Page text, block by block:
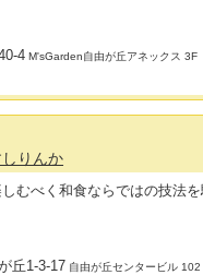
4 M'sGarden自由が丘アネックス 3F
りんか
むべく和食ならではの技法
丘1-3-17 自由が丘センタービル 102